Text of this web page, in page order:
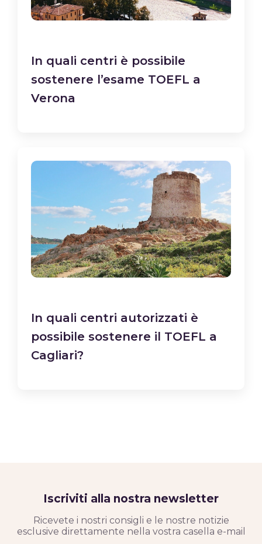
In quali centri è possibile
sostenere l’esame TOEFL a
Verona
In quali centri autorizzati è
possibile sostenere il TOEFL a
Cagliari?
Iscriviti alla nostra newsletter
Ricevete i nostri consigli e le nostre notizie
esclusive direttamente nella vostra casella e-mail